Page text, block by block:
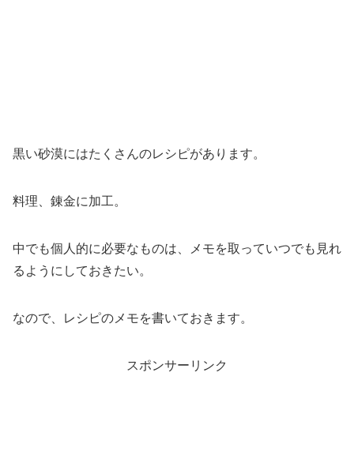
黒い砂漠にはたくさんのレシピがあります。
料理、錬金に加工。
中でも個人的に必要なものは、メモを取っていつでも見れ
るようにしておきたい。
なので、レシピのメモを書いておきます。
スポンサーリンク